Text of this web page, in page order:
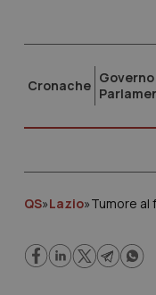
Cronache
QS»Lazio»Tumore al